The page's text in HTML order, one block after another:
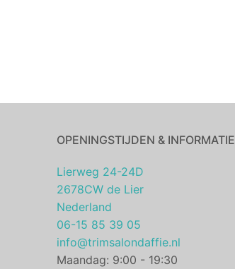
OPENINGSTIJDEN & INFORMATIE
Lierweg 24-24D
2678CW de Lier
Nederland
06-15 85 39 05
info@trimsalondaffie.nl
Maandag: 9:00 - 19:30